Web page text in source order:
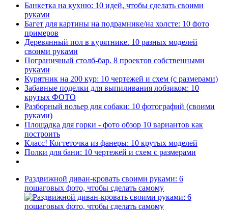
Банкетка на кухню: 10 идей, чтобы сделать своими
руками
Багет для картины на подрамнике/на холсте: 10 фото
примеров
Деревянный пол в курятнике. 10 разных моделей
своими руками
Пограничный столб-бар. 8 проектов собственными
руками
Курятник на 200 кур: 10 чертежей и схем (с размерами)
Забавные поделки для выпиливания лобзиком: 10
крутых ФОТО
Разборный вольер для собаки: 10 фотографий (своими
руками)
Площадка для горки - фото обзор 10 вариантов как
построить
Класс! Когтеточка из фанеры: 10 крутых моделей
Полки для бани: 10 чертежей и схем с размерами
Раздвижной диван-кровать своими руками: 6
пошаговых фото, чтобы сделать самому